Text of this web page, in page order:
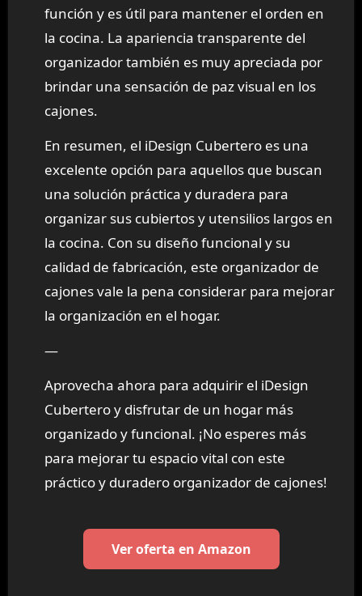
función y es útil para mantener el orden en
la cocina. La apariencia transparente del
organizador también es muy apreciada por
brindar una sensación de paz visual en los
cajones.
En resumen, el iDesign Cubertero es una
excelente opción para aquellos que buscan
una solución práctica y duradera para
organizar sus cubiertos y utensilios largos en
la cocina. Con su diseño funcional y su
calidad de fabricación, este organizador de
cajones vale la pena considerar para mejorar
la organización en el hogar.
—
Aprovecha ahora para adquirir el iDesign
Cubertero y disfrutar de un hogar más
organizado y funcional. ¡No esperes más
para mejorar tu espacio vital con este
práctico y duradero organizador de cajones!
Ver oferta en Amazon